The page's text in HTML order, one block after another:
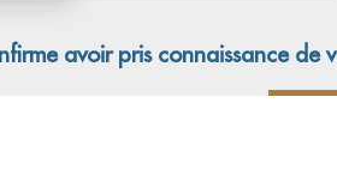
avoir pris connaissance de